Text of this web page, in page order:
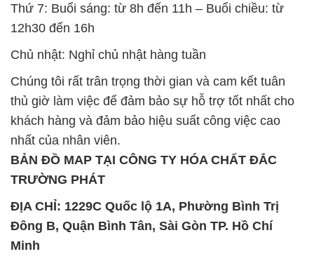
Thứ 7: Buổi sáng: từ 8h đến 11h – Buổi chiều: từ
12h30 đến 16h
Chủ nhật: Nghỉ chủ nhật hàng tuần
Chúng tôi rất trân trọng thời gian và cam kết tuân
thủ giờ làm việc để đảm bảo sự hỗ trợ tốt nhất cho
khách hàng và đảm bảo hiệu suất công việc cao
nhất của nhân viên.
BẢN ĐỒ MAP TẠI CÔNG TY HÓA CHẤT ĐẮC
TRƯỜNG PHÁT
ĐỊA CHỈ: 1229C Quốc lộ 1A, Phường Bình Trị
Đông B, Quận Bình Tân, Sài Gòn TP. Hồ Chí
Minh